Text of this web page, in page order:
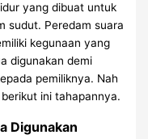
yang dibuat untuk
sudut. Peredam suara
kegunaan yang
digunakan demi
pemiliknya. Nah
ini tahapannya.
Digunakan